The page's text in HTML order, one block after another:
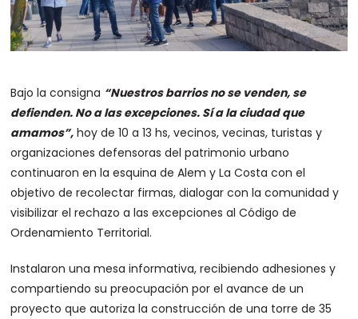
Bajo la consigna “Nuestros barrios no se venden, se
defienden. No a las excepciones. Sí a la ciudad que
amamos”, hoy de 10 a 13 hs, vecinos, vecinas, turistas y
organizaciones defensoras del patrimonio urbano
continuaron en la esquina de Alem y La Costa con el
objetivo de recolectar firmas, dialogar con la comunidad y
visibilizar el rechazo a las excepciones al Código de
Ordenamiento Territorial.
Instalaron una mesa informativa, recibiendo adhesiones y
compartiendo su preocupación por el avance de un
proyecto que autoriza la construcción de una torre de 35